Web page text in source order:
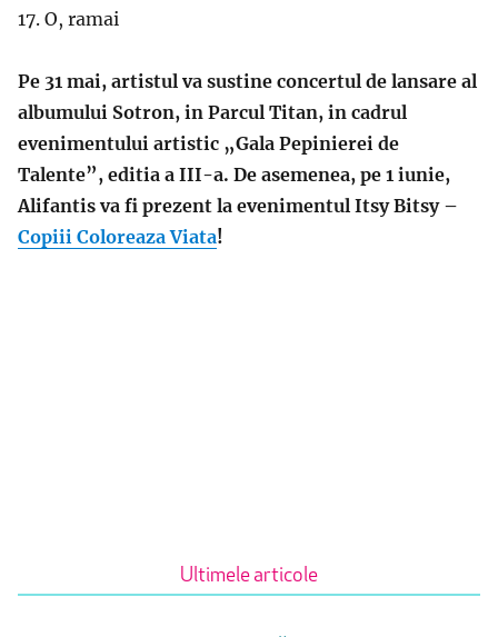
17. O, ramai
Pe 31 mai, artistul va sustine concertul de lansare al
albumului Sotron, in Parcul Titan, in cadrul
evenimentului artistic „Gala Pepinierei de
Talente”, editia a III-a. De asemenea, pe 1 iunie,
Alifantis va fi prezent la evenimentul Itsy Bitsy –
Copiii Coloreaza Viata!
Ultimele articole